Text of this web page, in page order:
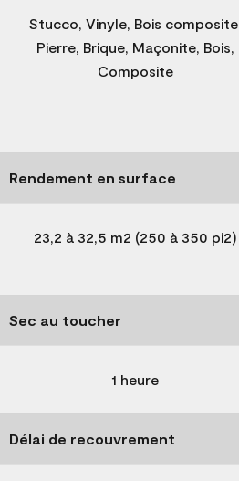
Stucco, Vinyle, Bois composite,
Pierre, Brique, Maçonite, Bois,
Composite
Rendement en surface
23,2 à 32,5 m2 (250 à 350 pi2)
Sec au toucher
1 heure
Délai de recouvrement